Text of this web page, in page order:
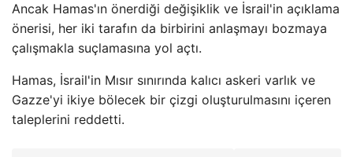
Ancak Hamas'ın önerdiği değişiklik ve İsrail'in açıklama
önerisi, her iki tarafın da birbirini anlaşmayı bozmaya
çalışmakla suçlamasına yol açtı.
Hamas, İsrail'in Mısır sınırında kalıcı askeri varlık ve
Gazze'yi ikiye bölecek bir çizgi oluşturulmasını içeren
taleplerini reddetti.